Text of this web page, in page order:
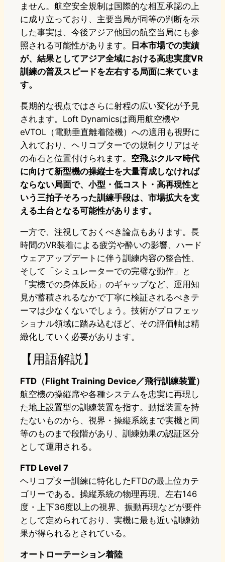
ません。航空安全規制は国際的な相互承認の上
に成り立っており、主要当局が同等の判断を示
した事実は、今後アジア他国の航空当局にも参
照される可能性があります。
日本市場での実績
が、結果としてアジア全域における高忠実度VR
訓練の普及スピードを左右する局面に来ていま
す。
長期的な視点ではさらに射程の広い変化が予見
されます。Loft Dynamicsは商用航空機や
eVTOL（電動垂直離着陸機）への適用も視野に
入れており、ヘリコプターでの規制クリアはそ
の布石と位置付けられます。 空飛ぶクルマ時代
に向けて新型機の操縦士を大量育成しなければ
ならない局面で、小型・低コスト・高再現性と
いう三拍子そろった訓練手段は、市場拡大を支
える土台となる可能性があります。
一方で、注視しておくべき論点もあります。長
時間のVR装着による疲労や酔いの影響、ハード
ウェアアップデートに伴う訓練内容の整合性、
そして「シミュレーターでの完璧な動作」と
「実機での身体反応」のギャップなど、運用知
見が蓄積されるなかで丁寧に検証されるべきテ
ーマは少なくないでしょう。技術がプロフェッ
ショナル領域に踏み込むほど、その評価軸は精
緻化していく必要があります。
【用語解説】
FTD（Flight Training Device／飛行訓練装置）
航空機の操縦席や各種システムを忠実に再現し
た地上設置型の訓練装置を指す。動揺装置を持
たないものから、視界・操縦系統まで実機と同
等のものまで段階があり、訓練効果の認証区分
として運用される。
FTD Level 7
ヘリコプター訓練に特化したFTDの最上位カテ
ゴリーである。操縦系統の物理再現、左右146
度・上下36度以上の視界、振動再現などが要件
として定められており、実機に最も近い訓練効
果が得られるとされている。
オートローテーション着陸